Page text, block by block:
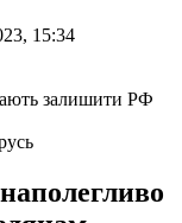
15:34